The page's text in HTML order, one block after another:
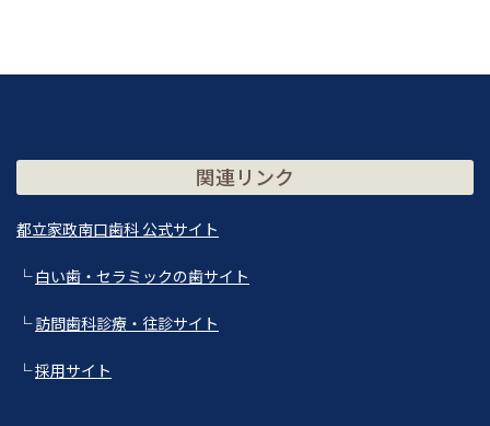
関連リンク
都立家政南口歯科 公式サイト
└白い歯・セラミックの歯サイト
└訪問歯科診療・往診サイト
└採用サイト